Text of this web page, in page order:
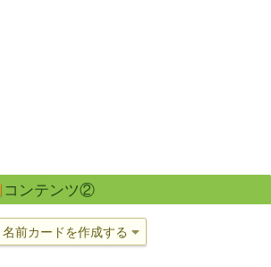
コンテンツ②
名前カードを作成する